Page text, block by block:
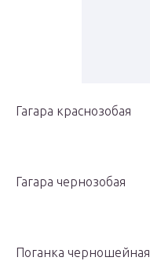
Гагара краснозобая
Гагара чернозобая
Поганка черношейная